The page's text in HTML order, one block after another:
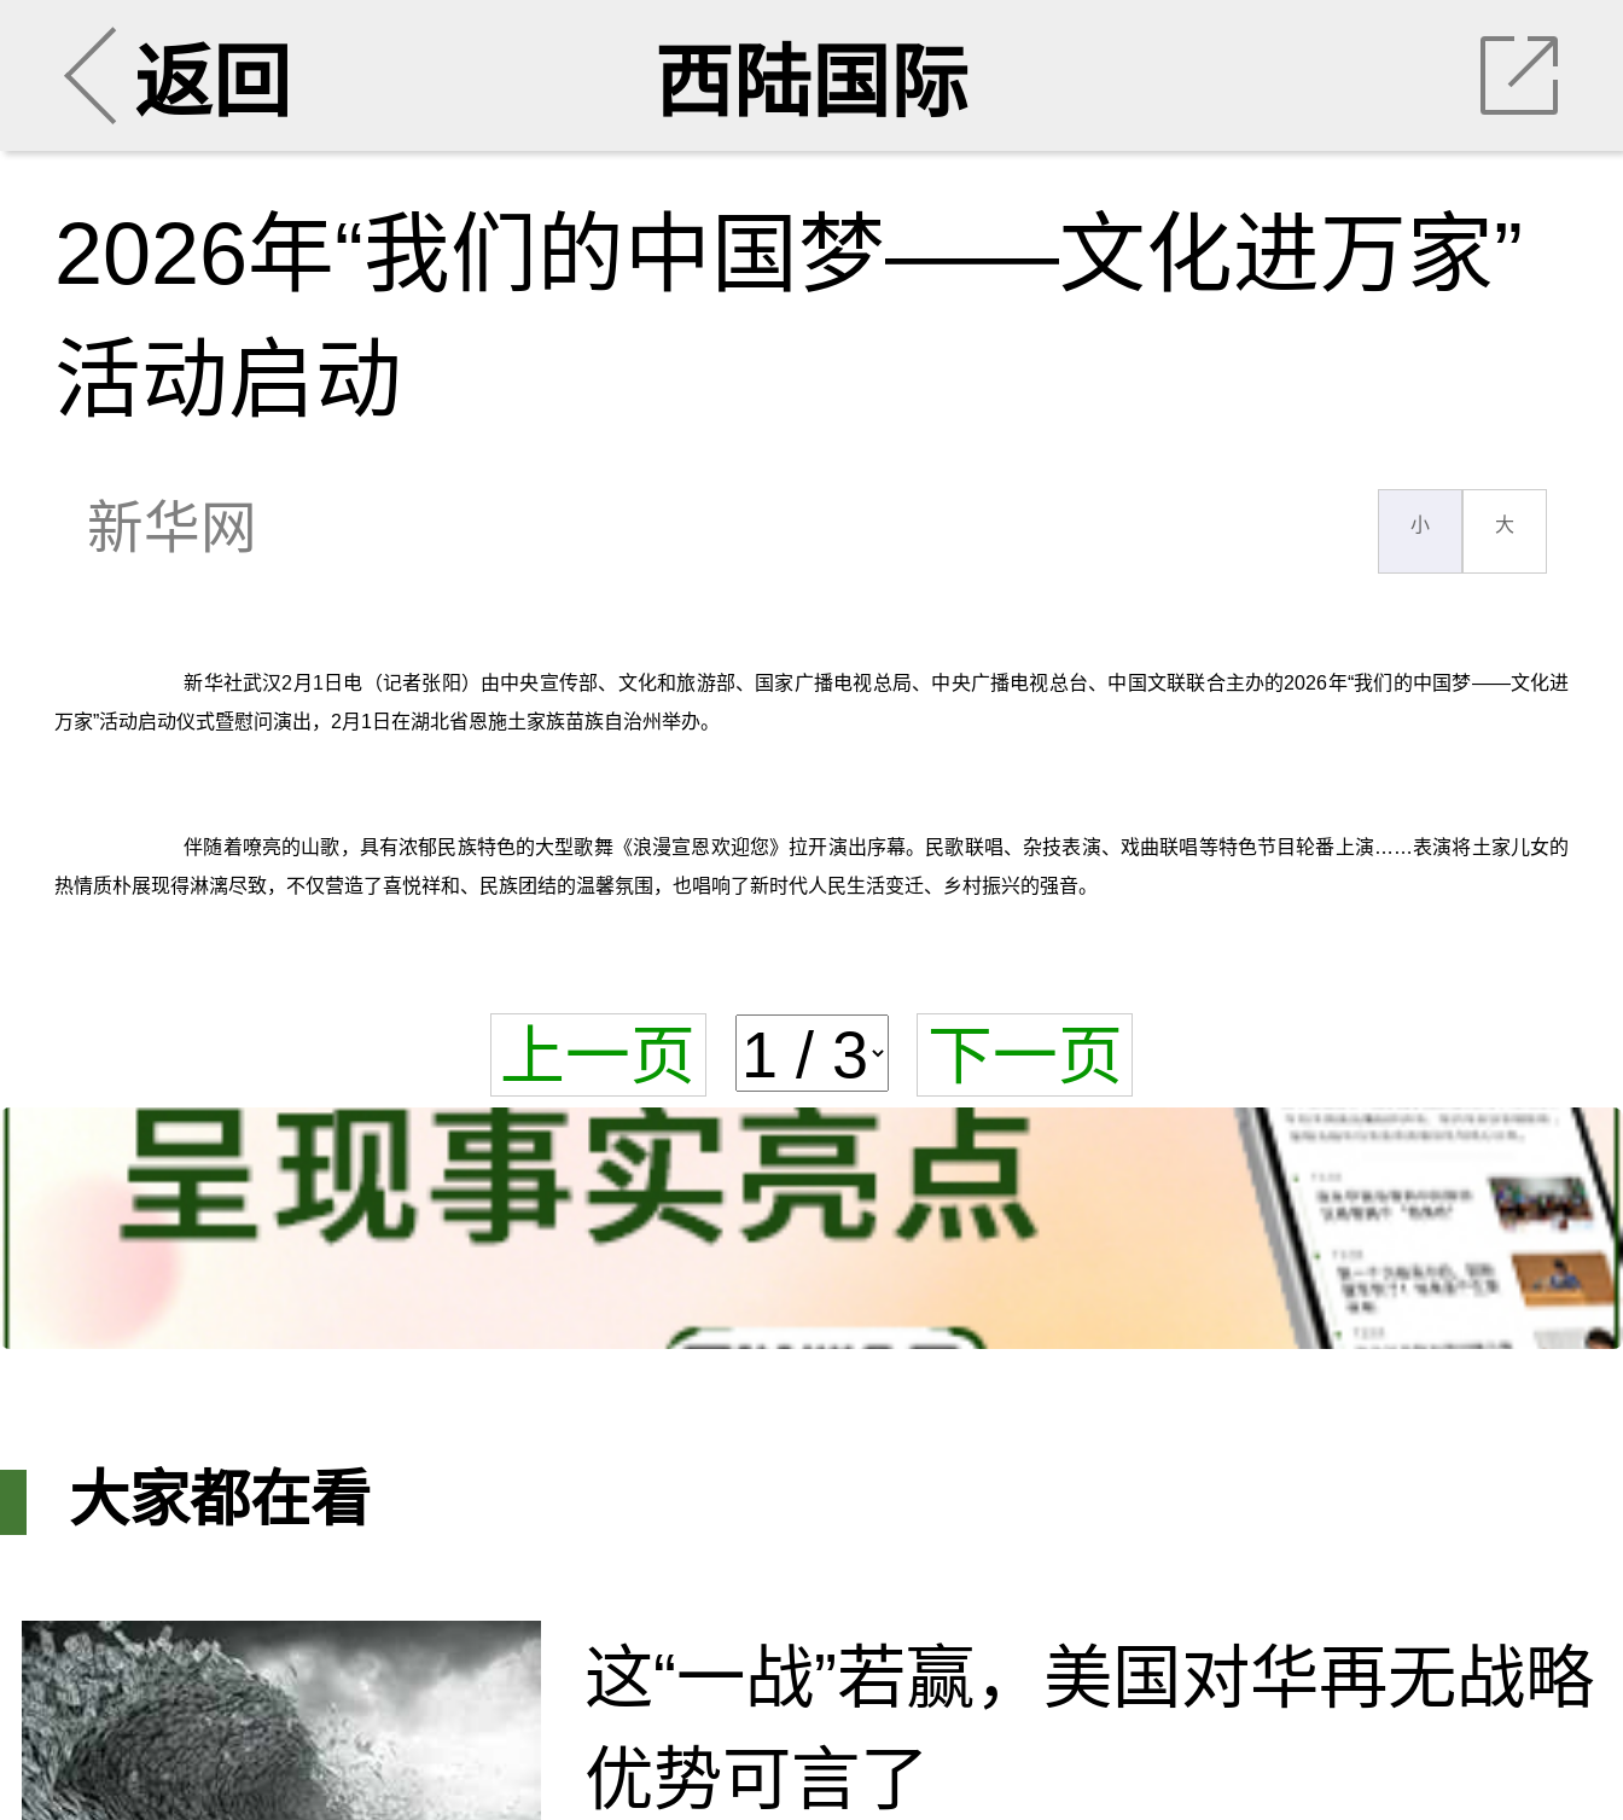
返回 西陆国际
2026年“我们的中国梦——文化进万家”
活动启动
新华网 小 大
新华社武汉2月1日电（记者张阳）由中央宣传部、文化和旅游部、国家广播电视总局、中央广播电视总台、中国文联联合主办的2026年“我们的中国梦——文化进
万家”活动启动仪式暨慰问演出，2月1日在湖北省恩施土家族苗族自治州举办。
伴随着嘹亮的山歌，具有浓郁民族特色的大型歌舞《浪漫宣恩欢迎您》拉开演出序幕。民歌联唱、杂技表演、戏曲联唱等特色节目轮番上演……表演将土家儿女的
热情质朴展现得淋漓尽致，不仅营造了喜悦祥和、民族团结的温馨氛围，也唱响了新时代人民生活变迁、乡村振兴的强音。
上一页 下一页
大家都在看
这“一战”若赢，美国对华再无战略
优势可言了